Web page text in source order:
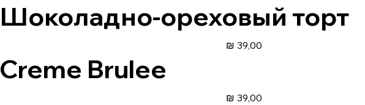
Шоколадно-ореховый торт
39,00 ₪
Creme Brulee
39,00 ₪